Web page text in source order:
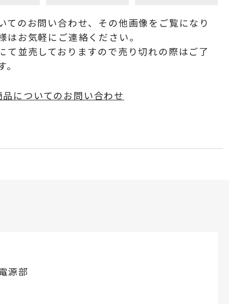
てのお問い合わせ、その他画像をご覧になり
はお気軽にご連絡ください。
て並売しておりますので売り切れの際はご了
品についてのお問い合わせ
源部